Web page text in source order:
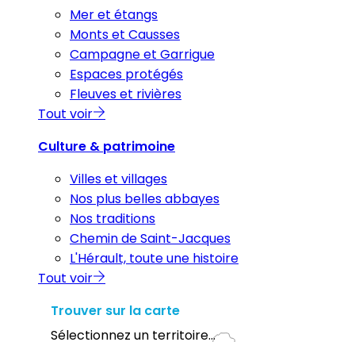
Mer et étangs
Monts et Causses
Campagne et Garrigue
Espaces protégés
Fleuves et rivières
Tout voir
Culture & patrimoine
Villes et villages
Nos plus belles abbayes
Nos traditions
Chemin de Saint-Jacques
L'Hérault, toute une histoire
Tout voir
Trouver sur la carte
Sélectionnez un territoire...